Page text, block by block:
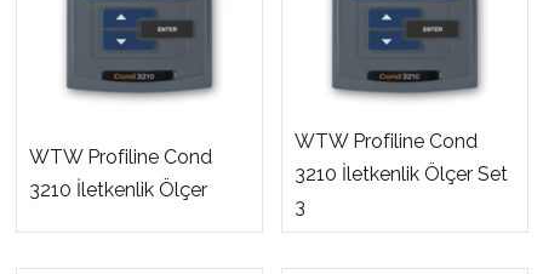
WTW Profiline Cond
3210 İletkenlik Ölçer
WTW Profiline Cond
3210 İletkenlik Ölçer Set
3